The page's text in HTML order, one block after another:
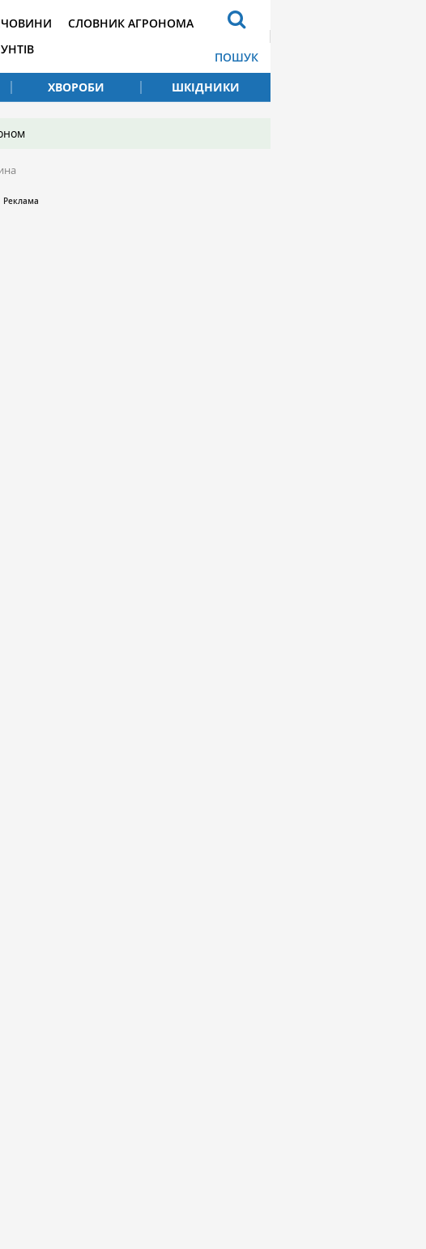
СЛОВНИК АГРОНОМА
ПОШУК
ХВОРОБИ ШКІДНИКИ